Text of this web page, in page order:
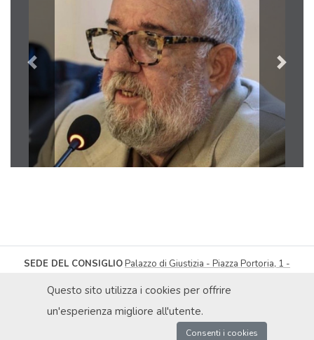
Questo sito utilizza i cookies per offrire
un'esperienza migliore all'utente.
Consenti i cookies
Previous Next
SEDE DEL CONSIGLIOPalazzo di Giustizia - Piazza Portoria, 1 -
segreteria@ordineavvocatigenova.it
DICHIARAZIONE DI ACCESSIBILITÀ|OBIETTIVI DI ACCESSIBILITÀ
P.IVA 02080000991 / C.F. 80030990107 | COD. UNIVOCO: UFXAIK |